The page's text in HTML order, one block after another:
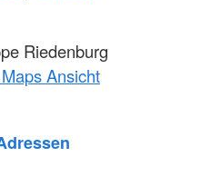
Riedenburg
Ansicht